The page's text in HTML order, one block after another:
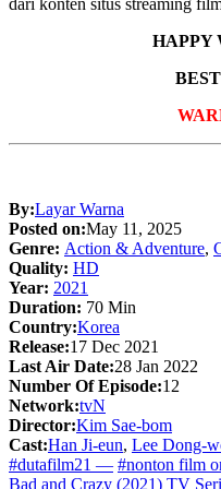
HAPPY
By:Layar Warna
Posted on:May 11, 2025
Genre: Action & Adventure,
Quality: HD
Year: 2021
Duration: 70 Min
Country:Korea
Release:17 Dec 2021
Last Air Date:28 Jan 2022
Number Of Episode:12
Network:tvN
Director:Kim Sae-bom
Cast:Han Ji-eun, Lee Dong-
#dutafilm21 — #nonton film
Bad and Crazy (2021) TV